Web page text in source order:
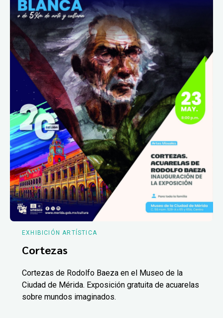
EXHIBICIÓN ARTÍSTICA
Cortezas
Cortezas de Rodolfo Baeza en el Museo de la
Ciudad de Mérida. Exposición gratuita de acuarelas
sobre mundos imaginados.